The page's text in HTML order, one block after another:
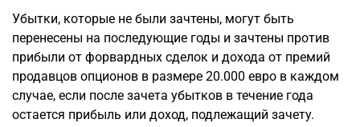
Убытки, которые не были зачтены, могут быть
перенесены на последующие годы и зачтены против
прибыли от форвардных сделок и дохода от премий
продавцов опционов в размере 20.000 евро в каждом
случае, если после зачета убытков в течение года
остается прибыль или доход, подлежащий зачету.